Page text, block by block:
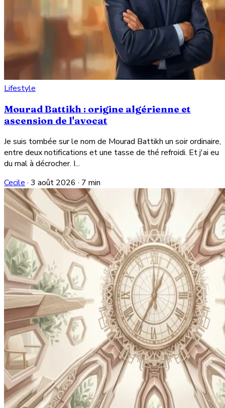
Lifestyle
Mourad Battikh : origine algérienne et
ascension de l'avocat
Je suis tombée sur le nom de Mourad Battikh un soir ordinaire,
entre deux notifications et une tasse de thé refroidi. Et j'ai eu
du mal à décrocher. I...
Cecile · 3 août 2026 · 7 min